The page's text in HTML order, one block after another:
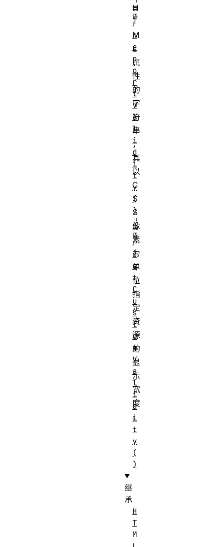
H
T
M
L
属
性
的
字
符
串
，
其
以
C
S
S
像
素
为
单
位
指
定
资
源
的
显
示
宽
度
。
r
e
p
o
r
t
V
a
l
i
d
i
t
y
(
)
s
e
t
C
u
s
t
o
m
V
a
l
i
d
i
t
y
(
)
继
承
H
T
M